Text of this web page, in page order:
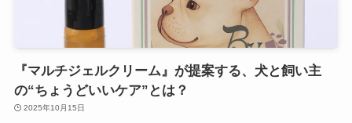
『マルチジェルクリーム』が提案する、犬と飼い主
の“ちょうどいいケア”とは？
2025年10月15日